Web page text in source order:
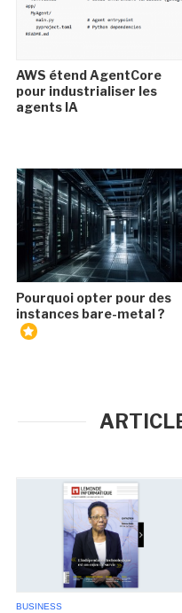
AWS étend AgentCore
pour industrialiser les
agents IA
Pourquoi opter pour des
instances bare-metal ?
BUSINESS